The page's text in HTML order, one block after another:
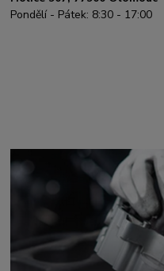
Pondělí - Pátek: 8:30 - 17:00